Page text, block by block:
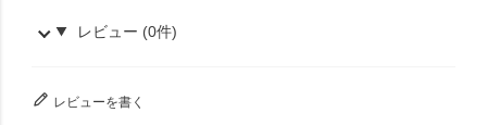
レビュー (0件)
レビューを書く